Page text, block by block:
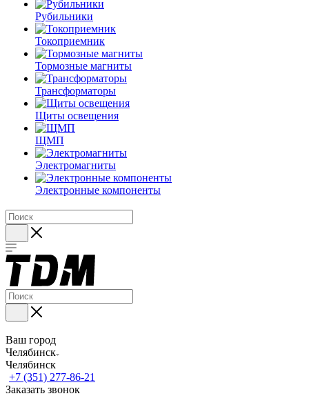
Рубильники
Токоприемник
Тормозные магниты
Трансформаторы
Щиты освещения
ЩМП
Электромагниты
Электронные компоненты
Ваш город
Челябинск
Челябинск
+7 (351) 277-86-21
Заказать звонок